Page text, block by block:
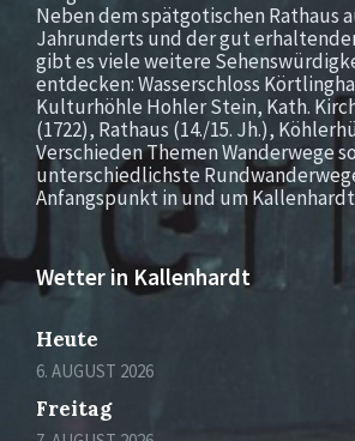
Neben dem spätgotischen Rathaus
Jahrunderts und der gut
gibt es viele weitere
entdecken: Wasserschloss
Kulturhöhle Hohler Stein, Kath.
(1722), Rathaus (14./15. Jh.),
Verschieden Themen Wanderwege
unterschiedlichste
Anfangspunkt in und um
Wetter in Kallenhardt
Heute
6. AUGUST 2026
Freitag